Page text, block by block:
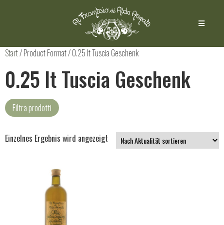
Start/ Product Format / 0.25 lt Tuscia Geschenk
0.25 lt Tuscia Geschenk
Filtra prodotti
Natives Olivenöl(1)
Einzelnes Ergebnis wird angezeigt